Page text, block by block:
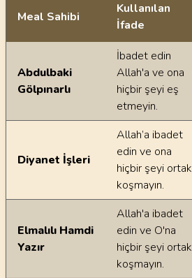
Ayetin meallerindeki dilsel farklılıklar
Meal Sahibi
Kullanılan
İfade
Abdulbaki
Gölpınarlı
İbadet edin
Allah'a ve ona
hiçbir şeyi eş
etmeyin.
Diyanet İşleri
Allah’a ibadet
edin ve ona
hiçbir şeyi ortak
koşmayın.
Elmalılı Hamdi
Yazır
Allah'a ibadet
edin ve O'na
hiçbir şeyi ortak
koşmayın.